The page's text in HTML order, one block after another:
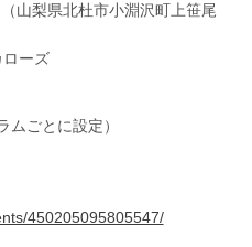
山梨県北杜市小淵沢町上笹尾
ーズ
ごとに設定）
450205095805547/